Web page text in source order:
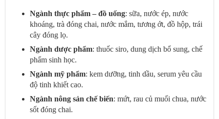
Ngành thực phẩm – đồ uống: sữa, nước ép, nước
khoáng, trà đóng chai, nước mắm, tương ớt, đồ hộp, trái
cây đóng lọ.
Ngành dược phẩm: thuốc siro, dung dịch bổ sung, chế
phẩm sinh học.
Ngành mỹ phẩm: kem dưỡng, tinh dầu, serum yêu cầu
độ tinh khiết cao.
Ngành nông sản chế biến: mứt, rau củ muối chua, nước
sốt đóng chai.